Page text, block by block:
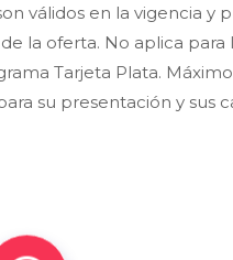
válidos en la vigencia
la oferta. No aplica
Tarjeta Plata.
su presentación y sus